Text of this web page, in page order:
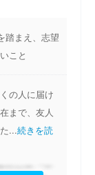
踏まえ、志望
こと
の人に届け
まで、友人
...続きを読